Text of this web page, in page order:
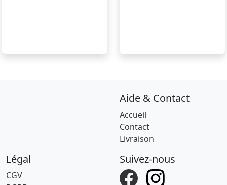
Aide & Contact
Accueil
Contact
Livraison
Légal
CGV
Suivez-nous